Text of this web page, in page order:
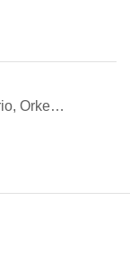
Bando Remifa, Trio, Orkestra, Fasıl